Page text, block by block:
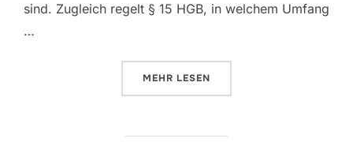
sind. Zugleich regelt § 15 HGB, in welchem Umfang
…
MEHR LESEN